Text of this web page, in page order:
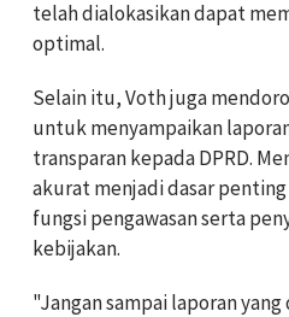
telah dialokasikan dapat
optimal.
Selain itu, Voth juga
untuk menyampaikan
transparan kepada DPRD.
akurat menjadi dasar
fungsi pengawasan serta
kebijakan.
"Jangan sampai laporan